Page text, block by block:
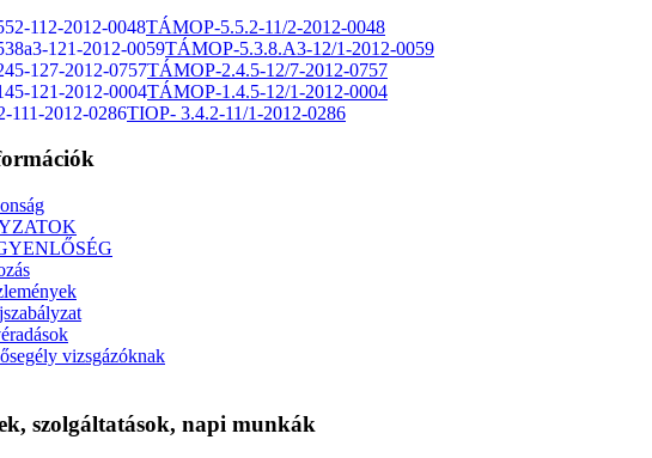
TÁMOP-5.5.2-11/2-2012-0048
TÁMOP-5.3.8.A3-12/1-2012-0059
TÁMOP-2.4.5-12/7-2012-0757
TÁMOP-1.4.5-12/1-2012-0004
TIOP- 3.4.2-11/1-2012-0286
vizsgázóknak
szolgáltatások, napi munkák